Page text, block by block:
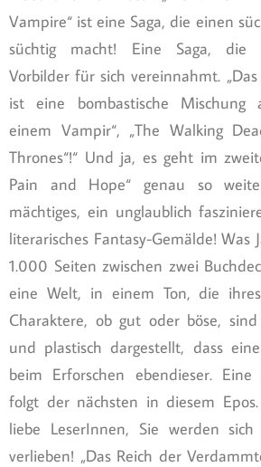
Vampire“ ist eine Saga, die einen
süchtig macht! Eine Saga, die
Vorbilder für sich vereinnahmt.
ist eine bombastische Mischung
einem Vampir“, „The Walking
Thrones“!“ Und ja, es geht im
Pain and Hope“ genau so
mächtiges, ein unglaublich
literarisches Fantasy-Gemälde! Was
1.000 Seiten zwischen zwei
eine Welt, in einem Ton, die
Charaktere, ob gut oder böse,
und plastisch dargestellt, dass
beim Erforschen ebendieser. Eine
folgt der nächsten in diesem
liebe LeserInnen, Sie werden
verlieben! „Das Reich der